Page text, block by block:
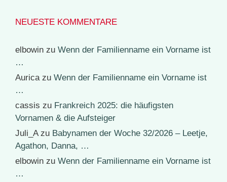
NEUESTE KOMMENTARE
elbowin zu Wenn der Familienname ein Vorname ist
…
Aurica zu Wenn der Familienname ein Vorname ist
…
cassis zu Frankreich 2025: die häufigsten
Vornamen & die Aufsteiger
Juli_Azu Babynamen der Woche 32/2026 – Leetje,
Agathon, Danna, …
elbowin zu Wenn der Familienname ein Vorname ist
…